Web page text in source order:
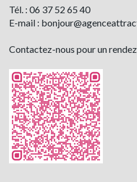
Tél. : 06 37 52 65 40
E-mail :
Contactez-nous pour un